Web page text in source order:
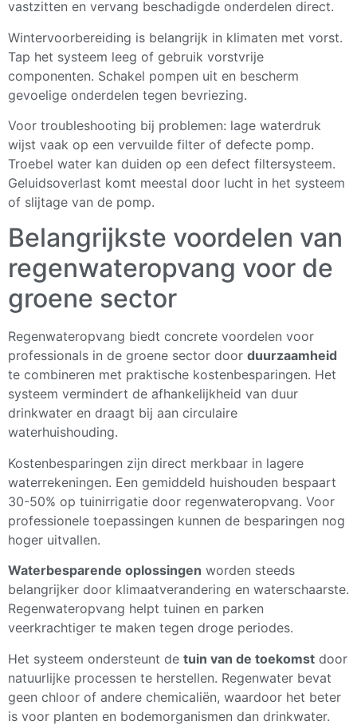
vastzitten en vervang beschadigde onderdelen direct.
Wintervoorbereiding is belangrijk in klimaten met vorst.
Tap het systeem leeg of gebruik vorstvrije
componenten. Schakel pompen uit en bescherm
gevoelige onderdelen tegen bevriezing.
Voor troubleshooting bij problemen: lage waterdruk
wijst vaak op een vervuilde filter of defecte pomp.
Troebel water kan duiden op een defect filtersysteem.
Geluidsoverlast komt meestal door lucht in het systeem
of slijtage van de pomp.
Belangrijkste voordelen van
regenwateropvang voor de
groene sector
Regenwateropvang biedt concrete voordelen voor
professionals in de groene sector door duurzaamheid
te combineren met praktische kostenbesparingen. Het
systeem vermindert de afhankelijkheid van duur
drinkwater en draagt bij aan circulaire
waterhuishouding.
Kostenbesparingen zijn direct merkbaar in lagere
waterrekeningen. Een gemiddeld huishouden bespaart
30-50% op tuinirrigatie door regenwateropvang. Voor
professionele toepassingen kunnen de besparingen nog
hoger uitvallen.
Waterbesparende oplossingen worden steeds
belangrijker door klimaatverandering en waterschaarste.
Regenwateropvang helpt tuinen en parken
veerkrachtiger te maken tegen droge periodes.
Het systeem ondersteunt de tuin van de toekomst door
natuurlijke processen te herstellen. Regenwater bevat
geen chloor of andere chemicaliën, waardoor het beter
is voor planten en bodemorganismen dan drinkwater.